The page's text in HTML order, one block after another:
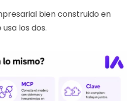
bien construido en
los dos.